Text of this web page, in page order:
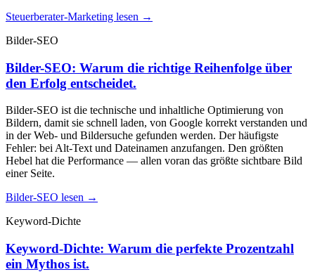
Steuerberater-Marketing lesen →
Bilder-SEO
Bilder-SEO: Warum die richtige Reihenfolge über
den Erfolg entscheidet.
Bilder-SEO ist die technische und inhaltliche Optimierung von
Bildern, damit sie schnell laden, von Google korrekt verstanden und
in der Web- und Bildersuche gefunden werden. Der häufigste
Fehler: bei Alt-Text und Dateinamen anzufangen. Den größten
Hebel hat die Performance — allen voran das größte sichtbare Bild
einer Seite.
Bilder-SEO lesen →
Keyword-Dichte
Keyword-Dichte: Warum die perfekte Prozentzahl
ein Mythos ist.